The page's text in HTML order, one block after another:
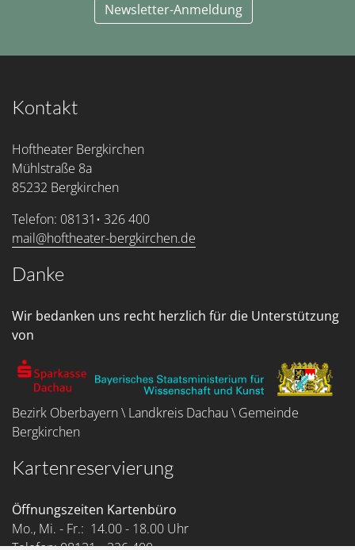
Newsletter-Anmeldung
Kontakt
Hoftheater Bergkirchen
Mühlstraße 8a
85232 Bergkirchen
Telefon: 08131• 326 400
mail@hoftheater-bergkirchen.de
Danke
Wir bedanken uns recht herzlich für die Unterstützung
von
Bezirk Oberbayern \ Landkreis Dachau \ Gemeinde
Bergkirchen
Kartenreservierung
Öffnungszeiten Kartenbüro
Mo., Mi. - Fr.: 14.00 - 18.00 Uhr